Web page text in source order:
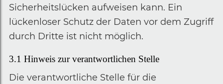
Sicherheitslücken aufweisen kann. Ein
lückenloser Schutz der Daten vor dem Zugriff
durch Dritte ist nicht möglich.
3.1 Hinweis zur verantwortlichen Stelle
Die verantwortliche Stelle für die